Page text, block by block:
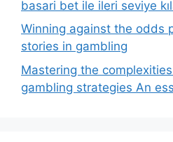
basari bet ile ileri seviye
Winning against the odds
stories in gambling
Mastering the
gambling strategies An